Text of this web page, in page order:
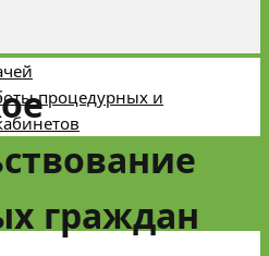
процедурных и
граждан